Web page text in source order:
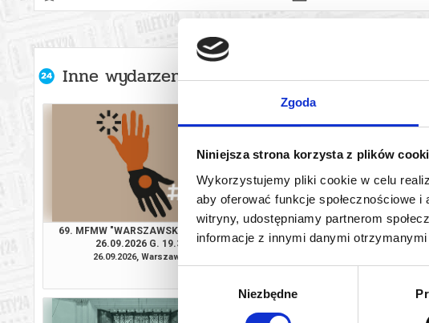
Zgoda
Niniejsza strona korzysta z plików
Wykorzystujemy pliki cookie w celu
aby oferować funkcje społecznościowe
witryny, udostępniamy partnerom
informacje z innymi danymi
zgody
Niezbędne
Inne wydarzenia organizatora
69. MFMW "WARSZAWSKA JESIEŃ"
26.09.2026 G. 19.30
26.09.2026, Warszawa
27.09.2026 GODZ. 11.00